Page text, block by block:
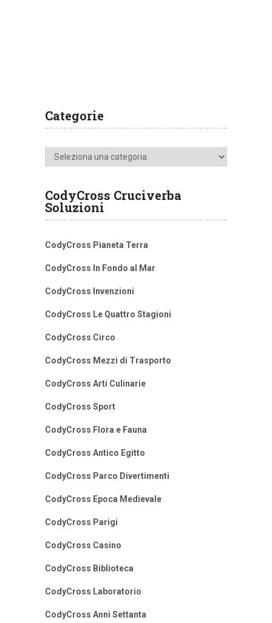
Categorie
Categorie
CodyCross Cruciverba
Soluzioni
CodyCross Pianeta Terra
CodyCross In Fondo al Mar
CodyCross Invenzioni
CodyCross Le Quattro Stagioni
CodyCross Circo
CodyCross Mezzi di Trasporto
CodyCross Arti Culinarie
CodyCross Sport
CodyCross Flora e Fauna
CodyCross Antico Egitto
CodyCross Parco Divertimenti
CodyCross Epoca Medievale
CodyCross Parigi
CodyCross Casino
CodyCross Biblioteca
CodyCross Laboratorio
CodyCross Anni Settanta